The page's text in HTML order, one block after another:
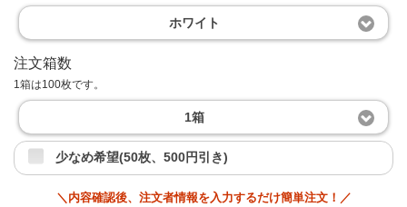
ホワイト
注文箱数
1箱は100枚です。
1箱
少なめ希望(50枚、500円引き)
＼内容確認後、注文者情報を入力するだけ簡単注文！／